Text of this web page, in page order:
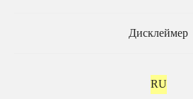
Дисклеймер
RU